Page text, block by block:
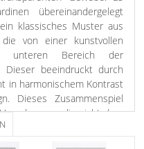
übereinandergelegt
klassisches Muster aus
von einer kunstvollen
unteren Bereich der
Dieser beeindruckt durch
in harmonischem Kontrast
Dieses Zusammenspiel
die nicht dem
Für kleine Räume, die